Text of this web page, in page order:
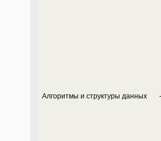
Алгоритмы и структуры данных -